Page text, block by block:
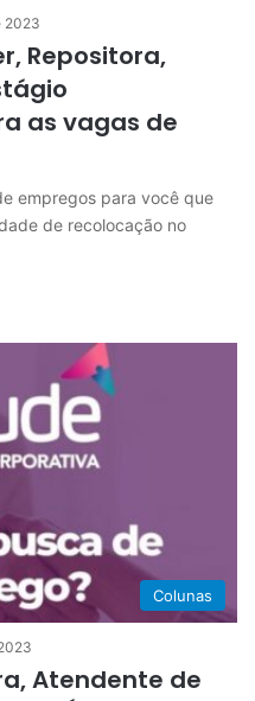
2023
Repositora,
as vagas de
empregos para você que
de recolocação no
Colunas
Atendente de